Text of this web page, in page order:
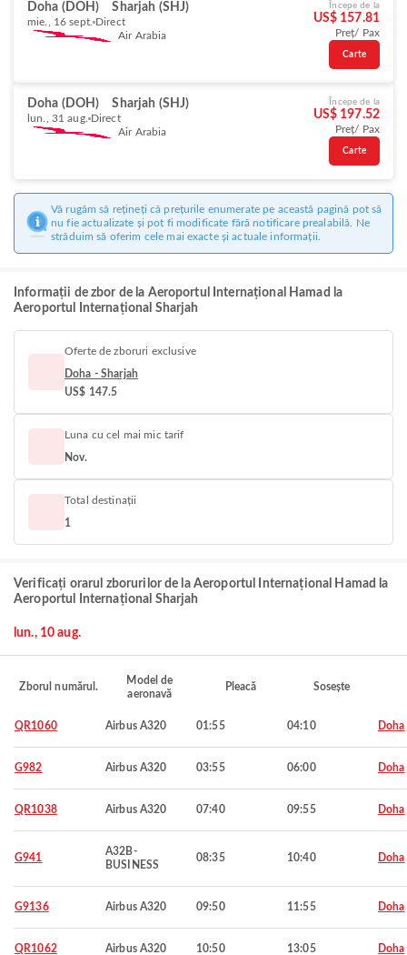
Doha (DOH) Sharjah (SHJ)
mie., 16 sept. Direct
Air Arabia
Începe de la
US$ 157.81
Preț/ Pax
Carte
Doha (DOH) Sharjah (SHJ)
lun., 31 aug. Direct
Air Arabia
Începe de la
US$ 197.52
Preț/ Pax
Carte
Vă rugăm să rețineți că prețurile enumerate pe această pagină pot să
nu fie actualizate și pot fi modificate fără notificare prealabilă. Ne
străduim să oferim cele mai exacte și actuale informații.
Informații de zbor de la Aeroportul Internațional Hamad la
Aeroportul Internațional Sharjah
Oferte de zboruri exclusive
Doha - Sharjah
US$ 147.5
Luna cu cel mai mic tarif
Nov.
Total destinații
1
Verificați orarul zborurilor de la Aeroportul Internațional Hamad la
Aeroportul Internațional Sharjah
lun., 10 aug.
Zborul numărul.
Model de
aeronavă
Pleacă Sosește
QR1060 Airbus A320 01:55 04:10 Doha
G982 Airbus A320 03:55 06:00 Doha
QR1038 Airbus A320 07:40 09:55 Doha
G941
A32B-
BUSINESS
08:35 10:40 Doha
G9136 Airbus A320 09:50 11:55 Doha
QR1062 Airbus A320 10:50 13:05 Doha